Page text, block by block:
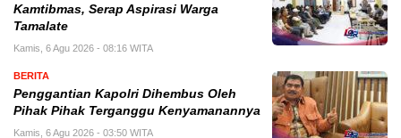
Kamtibmas, Serap Aspirasi Warga
Tamalate
Kamis, 6 Agu 2026 - 08:16 WITA
BERITA
Penggantian Kapolri Dihembus Oleh
Pihak Pihak Terganggu Kenyamanannya
Kamis, 6 Agu 2026 - 03:50 WITA